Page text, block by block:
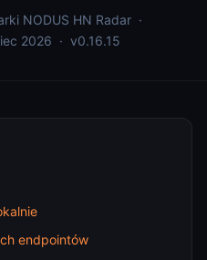
NODUS HN Radar ·
2026 · v0.16.15
endpointów